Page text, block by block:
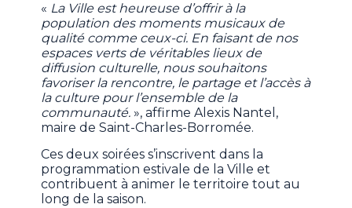
« La Ville est heureuse d’offrir à la
population des moments musicaux de
qualité comme ceux-ci. En faisant de nos
espaces verts de véritables lieux de
diffusion culturelle, nous souhaitons
favoriser la rencontre, le partage et l’accès à
la culture pour l’ensemble de la
communauté.», affirme Alexis Nantel,
maire de Saint-Charles-Borromée.
Ces deux soirées s’inscrivent dans la
programmation estivale de la Ville et
contribuent à animer le territoire tout au
long de la saison.